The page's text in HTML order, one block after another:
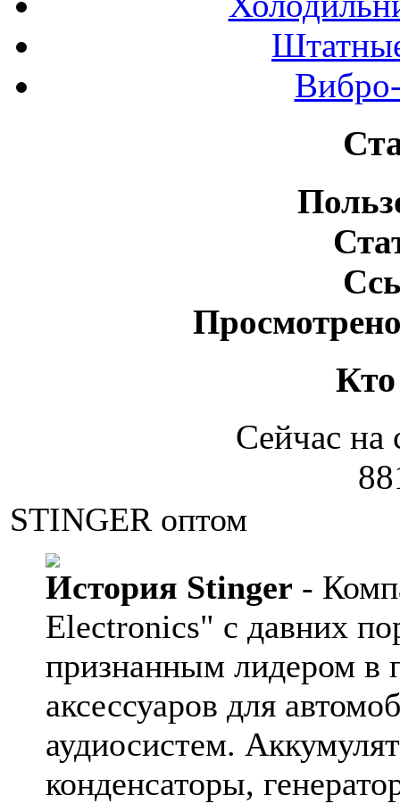
Кто
Сейчас на
STINGER оптом
История Stinger -
Electronics" с давних
признанным лидером в
аксессуаров для
аудиосистем.
конденсаторы,